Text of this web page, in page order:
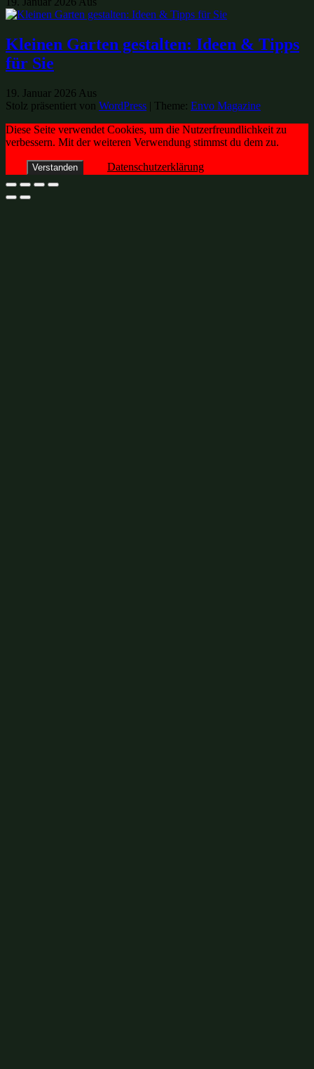
Kleinen Garten gestalten: Ideen & Tipps
für Sie
19. Januar 2026 Aus
Stolz präsentiert von WordPress | Theme: Envo Magazine
Diese Seite verwendet Cookies, um die Nutzerfreundlichkeit zu
verbessern. Mit der weiteren Verwendung stimmst du dem zu.
Verstanden Datenschutzerklärung